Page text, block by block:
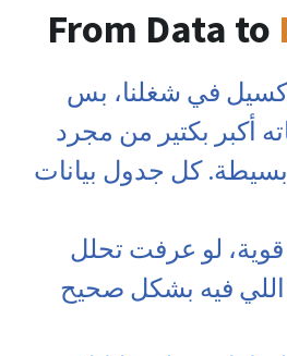
From Data to
فيه بشكل صحيح